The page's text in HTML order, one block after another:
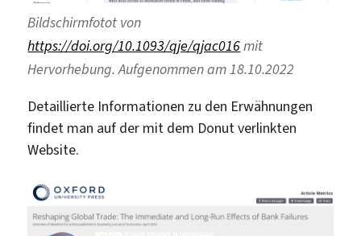
Bildschirmfotot von
https://doi.org/10.1093/qje/qjac016mit
Hervorhebung. Aufgenommen am 18.10.2022
Detaillierte Informationen zu den Erwähnungen
findet man auf der mit dem Donut verlinkten
Website.